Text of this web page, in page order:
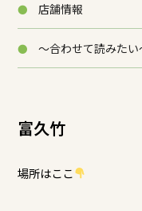
店舗情報
～合わせて読みたい
富久竹
場所はここ